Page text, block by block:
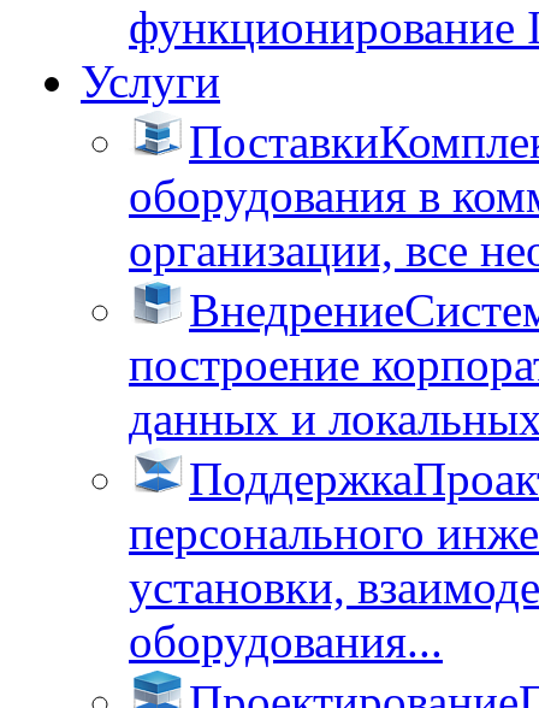
функционирование
Услуги
Поставки
оборудования в
организации, все
Внедрение
построение
данных и
Поддержка
персонального
установки,
оборудования...